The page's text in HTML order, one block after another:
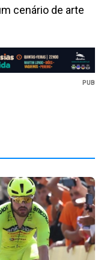
cenário de arte
PUB